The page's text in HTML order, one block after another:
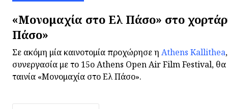
«Μονομαχία στο Ελ Πάσο» στο
Πάσο»
Σε ακόμη μία καινοτομία προχώρησε η Athens Kallithea
συνεργασία με το 15ο Athens Open Air Film Festival, θα
ταινία «Μονομαχία στο Ελ Πάσο».